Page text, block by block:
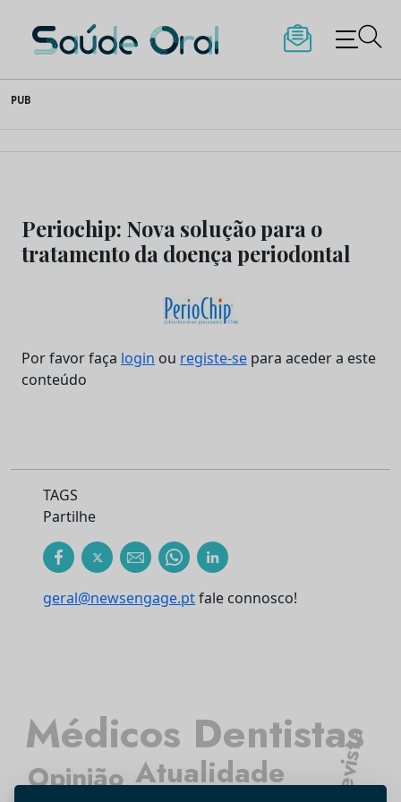
to
content
Saúde Oral
PUB
Periochip: Nova solução para o
tratamento da doença periodontal
Por favor faça login ou registe-se para aceder a este
conteúdo
TAGS
Partilhe
geral@newsengage.ptfale connosco!
Atualidade
Médicos Dentistas
Opinião